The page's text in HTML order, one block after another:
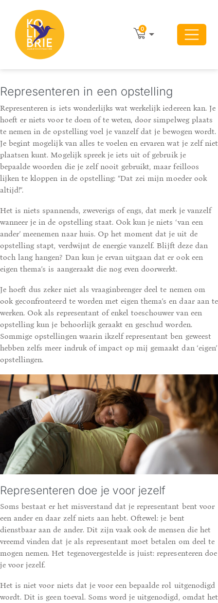
0
Representeren in een opstelling
Representeren is iets wonderlijks wat werkelijk iedereen kan. Je
hoeft er niets voor te doen of te weten, door simpelweg plaats
te nemen in de opstelling voel je vanzelf dat je bewogen wordt.
Je begint mogelijk van alles te voelen en ervaren wat je zelf niet
plaatsen kunt. Mogelijk spreek je iets uit of gebruik je
bepaalde woorden die je zelf nooit gebruikt, maar feilloos
lijken te kloppen in de opstelling: “Dat zei mijn moeder ook
altijd!”.
Het is niets spannends, zweverigs of engs, dat merk je vanzelf
wanneer je in de opstelling staat. Ook kun je niets ‘van een
ander’ meenemen naar huis. Op het moment dat je uit de
opstelling stapt, verdwijnt de energie vanzelf. Blijft deze dan
toch lang hangen? Dan kun je ervan uitgaan dat er ook een
eigen thema’s is aangeraakt die nog even doorwerkt.
Je hoeft dus zeker niet als vraaginbrenger deel te nemen om
ook geconfronteerd te worden met eigen thema’s en daar aan te
werken. Ook als representant of enkel toeschouwer van een
opstelling kun je behoorlijk geraakt en geschud worden.
Sommige opstellingen waarin ikzelf representant ben geweest
hebben zelfs meer indruk of impact op mij gemaakt dan ‘eigen’
opstellingen.
Representeren doe je voor jezelf
Soms bestaat er het misverstand dat je representant bent voor
een ander en daar zelf niets aan hebt. Oftewel: je bent
dienstbaar aan de ander. Dit zijn vaak ook de mensen die het
vreemd vinden dat je als representant moet betalen om deel te
mogen nemen. Het tegenovergestelde is juist: representeren doe
je voor jezelf.
Het is niet voor niets dat je voor een bepaalde rol uitgenodigd
wordt. Dit is geen toeval. Soms word je uitgenodigd, omdat het